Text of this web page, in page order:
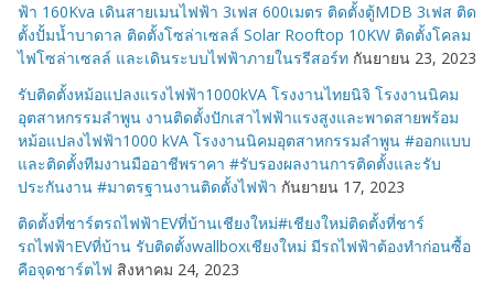
ฟ้า 160Kva เดินสายเมนไฟฟ้า 3เฟส 600เมตร ติดตั้งตู้MDB 3เฟส ติด
ตั้งปั้มน้ำบาดาล ติดตั้งโซล่าเซลล์ Solar Rooftop 10KW ติดตั้งโคลม
ไฟโซล่าเซลล์ และเดินระบบไฟฟ้าภายในรรีสอร์ท กันยายน 23, 2023
รับติดตั้งหม้อแปลงแรงไฟฟ้า1000kVA โรงงานไทยนิจิ โรงงานนิคม
อุตสาหกรรมลำพูน งานติดตั้งปักเสาไฟฟ้าแรงสูงและพาดสายพร้อม
หม้อแปลงไฟฟ้า1000 kVA โรงงานนิคมอุตสาหกรรมลำพูน #ออกแบบ
และติดตั้งทีมงานมืออาชีพราคา #รับรองผลงานการติดตั้งและรับ
ประกันงาน #มาตรฐานงานติดตั้งไฟฟ้า กันยายน 17, 2023
ติดตั้งที่ชาร์ตรถไฟฟ้าEVที่บ้านเชียงใหม่#เชียงใหม่ติดตั้งที่ชาร์
รถไฟฟ้าEVที่บ้าน รับติดตั้งwallboxเชียงใหม่ มีรถไฟฟ้าต้องทำก่อนซื้อ
คือจุดชาร์ตไฟ สิงหาคม 24, 2023